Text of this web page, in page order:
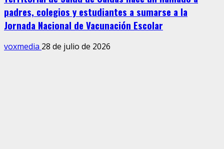
padres, colegios y estudiantes a sumarse a la
Jornada Nacional de Vacunación Escolar
voxmedia 28 de julio de 2026